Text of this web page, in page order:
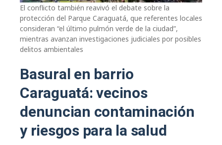
El conflicto también reavivó el debate sobre la
protección del Parque Caraguatá, que referentes locales
consideran “el último pulmón verde de la ciudad”,
mientras avanzan investigaciones judiciales por posibles
delitos ambientales
Basural en barrio
Caraguatá: vecinos
denuncian contaminación
y riesgos para la salud